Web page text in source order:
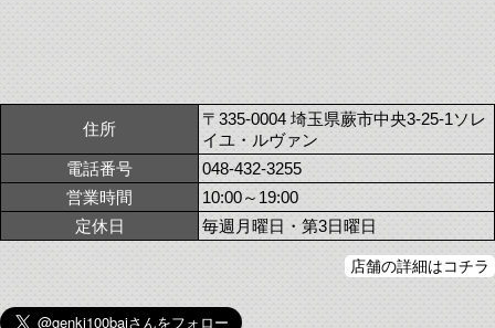
住所
〒335-0004 埼玉県蕨市中央3-25-1ソレ
イユ・ルヴァン
電話番号
048-432-3255
営業時間
10:00～19:00
定休日
毎週月曜日・第3日曜日
店舗の詳細はコチラ